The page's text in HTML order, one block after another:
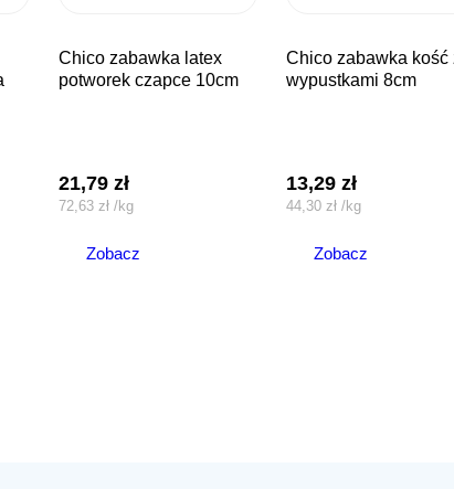
chico zabawka latex
potworek czapce 10cm
21,79 zł
72,63 zł /kg
Zobacz
chico zabawka kość z
wypustkami 8cm
13,29 zł
44,30 zł /kg
Zobacz